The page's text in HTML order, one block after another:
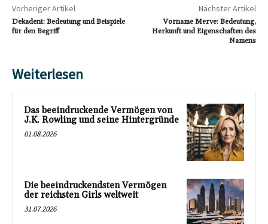
Vorheriger Artikel
Dekadent: Bedeutung und Beispiele
für den Begriff
Nächster Artikel
Vorname Merve: Bedeutung,
Herkunft und Eigenschaften des
Namens
Weiterlesen
Das beeindruckende Vermögen von
J.K. Rowling und seine Hintergründe
01.08.2026
Die beeindruckendsten Vermögen
der reichsten Girls weltweit
31.07.2026